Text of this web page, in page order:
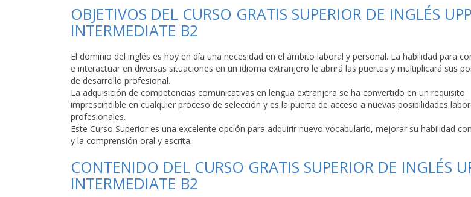
OBJETIVOS DEL CURSO GRATIS SUPERIOR DE INGLÉS
INTERMEDIATE B2
El dominio del inglés es hoy en día una necesidad en el ámbito laboral y personal. La habilidad para
e interactuar en diversas situaciones en un idioma extranjero le abrirá las puertas y multiplicará sus
de desarrollo profesional.
La adquisición de competencias comunicativas en lengua extranjera se ha convertido en un requisito
imprescindible en cualquier proceso de selección y es la puerta de acceso a nuevas posibilidades
profesionales.
Este Curso Superior es una excelente opción para adquirir nuevo vocabulario, mejorar su habilidad
y la comprensión oral y escrita.
CONTENIDO DEL CURSO GRATIS SUPERIOR DE INGLÉS
INTERMEDIATE B2